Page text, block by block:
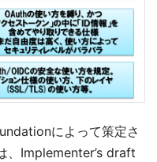
によって策定さ
、Implementer’s draft